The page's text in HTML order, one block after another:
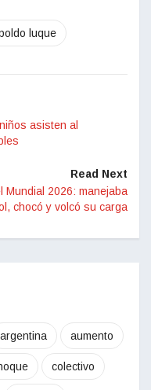
luque
asisten al
Read Next
Mundial 2026: manejaba
chocó y volcó su carga
argentina aumento
colectivo